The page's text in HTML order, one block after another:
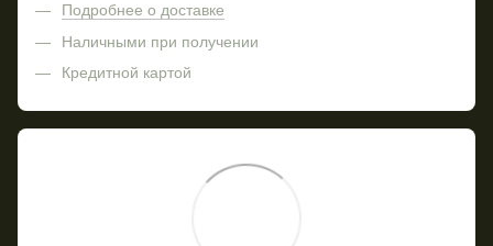
Подробнее о доставке
Наличными при получении
Кредитной картой